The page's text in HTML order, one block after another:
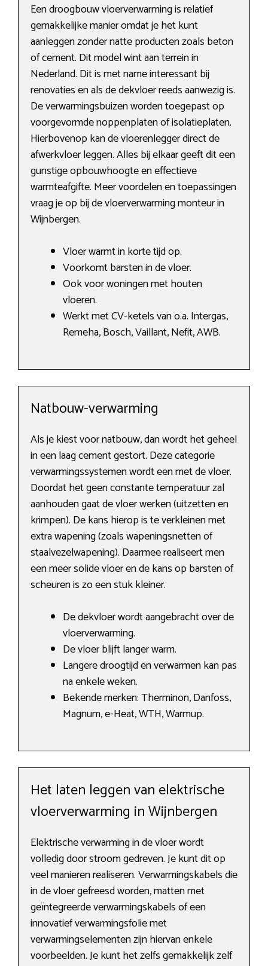
Een droogbouw vloerverwarming is relatief
gemakkelijke manier omdat je het kunt
aanleggen zonder natte producten zoals beton
of cement. Dit model wint aan terrein in
Nederland. Dit is met name interessant bij
renovaties en als de dekvloer reeds aanwezig is.
De verwarmingsbuizen worden toegepast op
voorgevormde noppenplaten of isolatieplaten.
Hierbovenop kan de vloerenlegger direct de
afwerkvloer leggen. Alles bij elkaar geeft dit een
gunstige opbouwhoogte en effectieve
warmteafgifte. Meer voordelen en toepassingen
vraag je op bij de vloerverwarming monteur in
Wijnbergen.
Vloer warmt in korte tijd op.
Voorkomt barsten in de vloer.
Ook voor woningen met houten
vloeren.
Werkt met CV-ketels van o.a. Intergas,
Remeha, Bosch, Vaillant, Nefit, AWB.
Natbouw-verwarming
Als je kiest voor natbouw, dan wordt het geheel
in een laag cement gestort. Deze categorie
verwarmingssystemen wordt een met de vloer.
Doordat het geen constante temperatuur zal
aanhouden gaat de vloer werken (uitzetten en
krimpen). De kans hierop is te verkleinen met
extra wapening (zoals wapeningsnetten of
staalvezelwapening). Daarmee realiseert men
een meer solide vloer en de kans op barsten of
scheuren is zo een stuk kleiner.
De dekvloer wordt aangebracht over de
vloerverwarming.
De vloer blijft langer warm.
Langere droogtijd en verwarmen kan pas
na enkele weken.
Bekende merken: Therminon, Danfoss,
Magnum, e-Heat, WTH, Warmup.
Het laten leggen van elektrische
vloerverwarming in Wijnbergen
Elektrische verwarming in de vloer wordt
volledig door stroom gedreven. Je kunt dit op
veel manieren realiseren. Verwarmingskabels die
in de vloer gefreesd worden, matten met
geïntegreerde verwarmingskabels of een
innovatief verwarmingsfolie met
verwarmingselementen zijn hiervan enkele
voorbeelden. Je kunt het zelfs gemakkelijk zelf